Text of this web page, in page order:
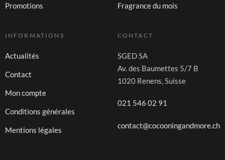
Promotions Fragrance du mois
INFORMATIONS
Actualités
Contact
Mon compte
Conditions générales
Mentions légales
CONTACT
SGED SA
Av. des Baumettes 5/7 B
1020 Renens, Suisse
021 546 02 91
contact@cocooningandmore.ch